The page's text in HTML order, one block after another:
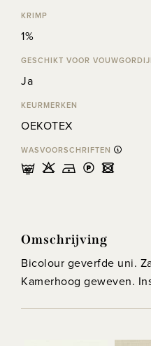
KRIMP
1%
GESCHIKT VOOR
Ja
KEURMERKEN
OEKOTEX
WASVOORSCHRIFTEN
nHDLU
Omschrijving
Bicolour geverfde uni.
Kamerhoog geweven.